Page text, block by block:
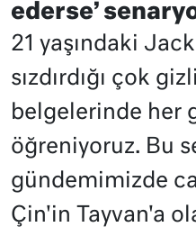
ederse’
21 yaşındaki
sızdırdığı çok
belgelerinde her
öğreniyoruz. Bu
gündemimizde
Çin'in Tayvan'a